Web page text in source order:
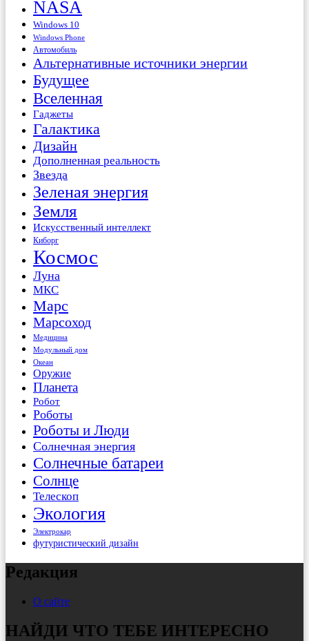
NASA
Windows 10
Windows Phone
Автомобиль
Альтернативные источники энергии
Будущее
Вселенная
Гаджеты
Галактика
Дизайн
Дополненная реальность
Звезда
Зеленая энергия
Земля
Искусственный интеллект
Киборг
Космос
Луна
МКС
Марс
Марсоход
Медицина
Модульный дом
Океан
Оружие
Планета
Робот
Роботы
Роботы и Люди
Солнечная энергия
Солнечные батареи
Солнце
Телескоп
Экология
Электрокар
футуристический дизайн
Редакция
О сайте
НАЙДИ ЧТО ТЕБЕ ИНТЕРЕСНО